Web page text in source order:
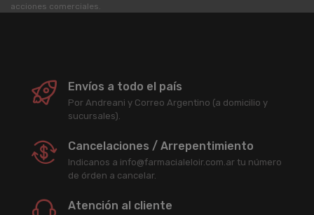
acciones comerciales.
Envíos a todo el país
Por Andreani y Correo Argentino (a domicilio y
sucursales).
Cancelaciones / Arrepentimiento
Indicanos a info@farmacialeloir.com.ar tu número
de órden a cancelar.
Atención al cliente